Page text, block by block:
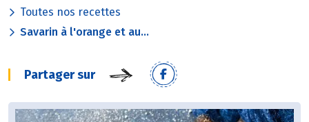
Toutes nos recettes
Savarin à l'orange et au...
Partager sur